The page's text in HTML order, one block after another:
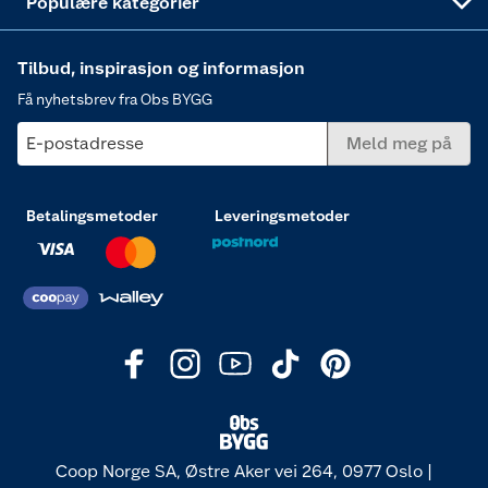
Tilbud, inspirasjon og informasjon
Få nyhetsbrev fra Obs BYGG
E-postadresse Meld meg på
Betalingsmetoder Leveringsmetoder
Coop Norge SA, Østre Aker vei 264, 0977 Oslo |